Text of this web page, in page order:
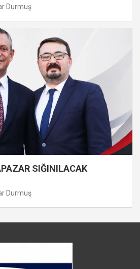
Durmuş
SIĞINILACAK
Durmuş